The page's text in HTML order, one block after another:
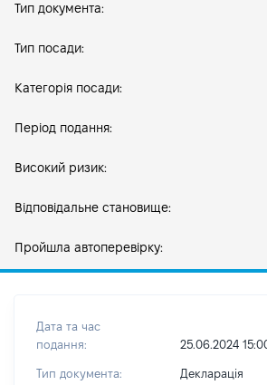
Тип документа:
Тип посади:
Категорія посади:
Період подання:
Високий ризик:
Відповідальне становище:
Пройшла автоперевірку:
Дата та час
подання:
25.06.2024
Тип документа: Декларація